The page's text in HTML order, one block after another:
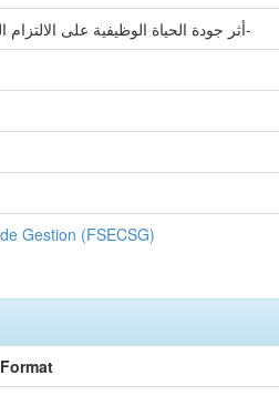
أثر جودة الحياة الوظيفية على الالتزام التنظيمي بالمؤسسة الاقتصادية دراسة حالة مؤسسة سيلاس للاسمنت – بسكرة-
Gestion (FSECSG)
Format